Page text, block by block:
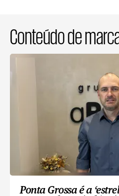
Conteúdo de
Ponta Grossa é a